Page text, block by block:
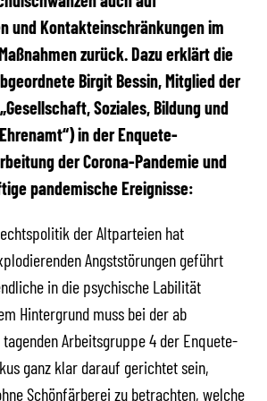
und Kontakteinschränkungen im
zurück. Dazu erklärt die
Birgit Bessin, Mitglied der
Soziales, Bildung und
in der Enquete-
der Corona-Pandemie und
pandemische Ereignisse:
der Altparteien hat
Angststörungen geführt
in die psychische Labilität
Hintergrund muss bei der ab
Arbeitsgruppe 4 der Enquete-
ganz klar darauf gerichtet sein,
Schönfärberei zu betrachten, welche